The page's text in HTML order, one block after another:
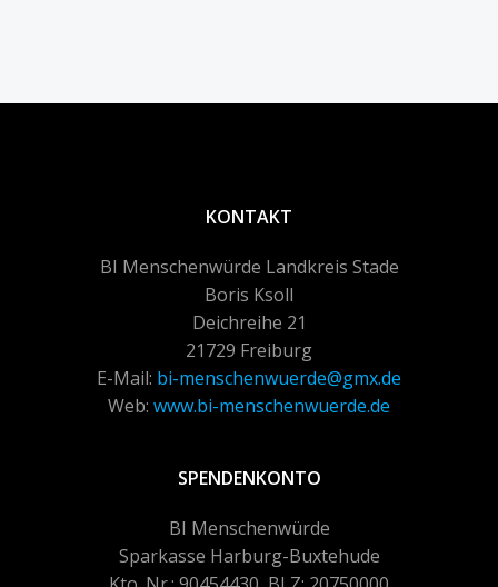
KONTAKT
BI Menschenwürde Landkreis Stade
Boris Ksoll
Deichreihe 21
21729 Freiburg
E-Mail: bi-menschenwuerde@gmx.de
Web: www.bi-menschenwuerde.de
SPENDENKONTO
BI Menschenwürde
Sparkasse Harburg-Buxtehude